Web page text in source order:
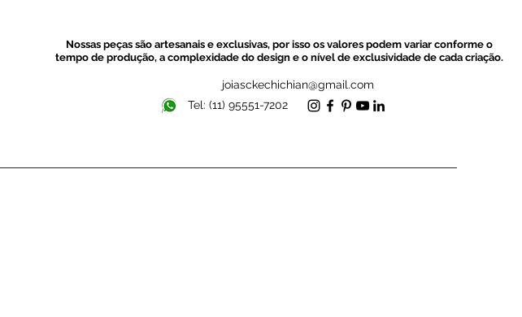
Nossas peças são artesanais e exclusivas, por isso os valores podem variar conforme o
tempo de produção, a complexidade do design e o nível de exclusividade de cada criação.
joiasckechichian@gmail.com
Tel: (11) 95551-7202